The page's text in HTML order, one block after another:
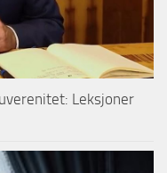
Leksjoner